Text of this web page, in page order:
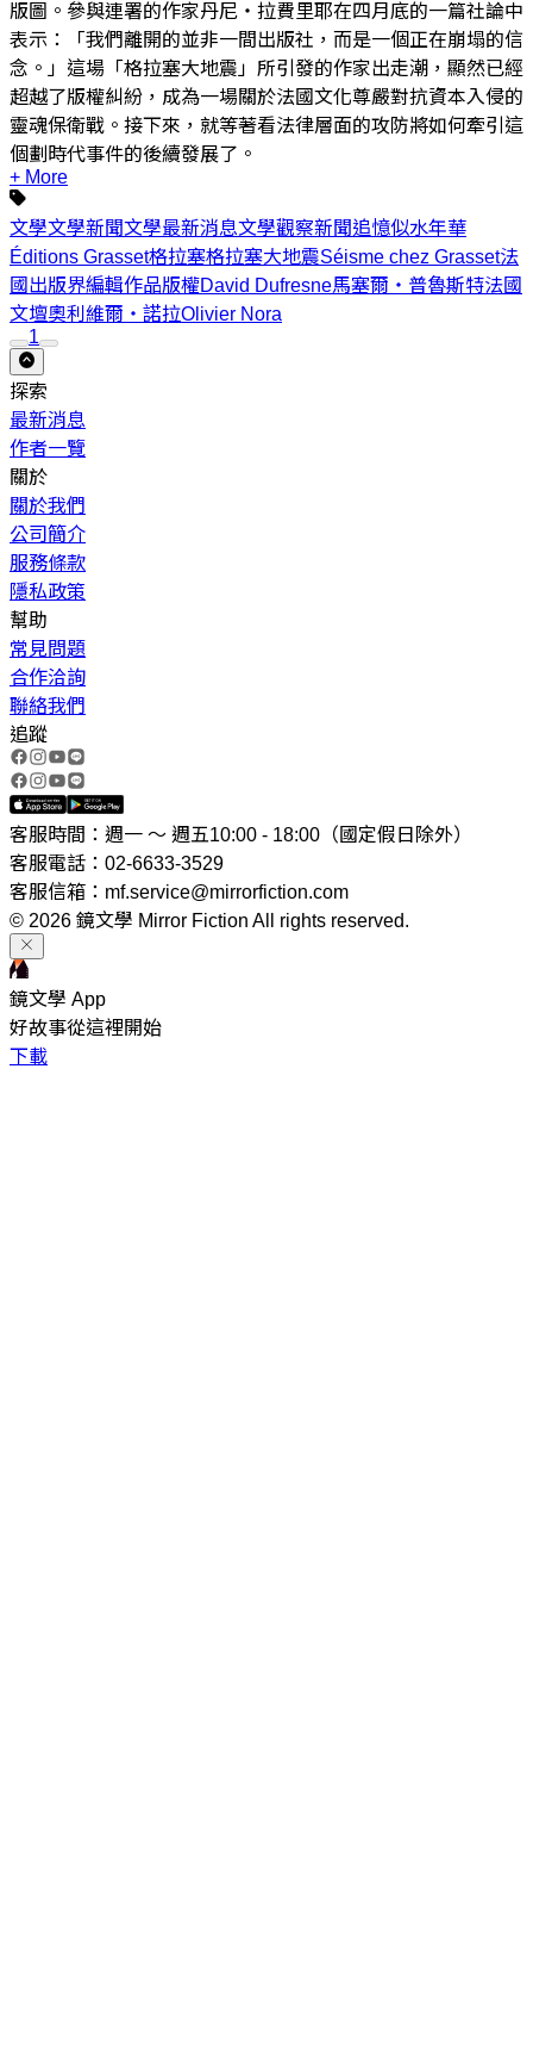
版圖。參與連署的作家丹尼・拉費里耶在四月底的一篇社論中
表示：「我們離開的並非一間出版社，而是一個正在崩塌的信
念。」這場「格拉塞大地震」所引發的作家出走潮，顯然已經
超越了版權糾紛，成為一場關於法國文化尊嚴對抗資本入侵的
靈魂保衛戰。接下來，就等著看法律層面的攻防將如何牽引這
個劃時代事件的後續發展了。
+ More
文學文學新聞文學最新消息文學觀察新聞追憶似水年華
Éditions Grasset格拉塞格拉塞大地震Séisme chez Grasset法
國出版界編輯作品版權David Dufresne馬塞爾・普魯斯特法國
文壇奧利維爾・諾拉Olivier Nora
1
探索
最新消息
作者一覽
關於
關於我們
公司簡介
服務條款
隱私政策
幫助
常見問題
合作洽詢
聯絡我們
追蹤
客服時間：週一 ～ 週五10:00 - 18:00（國定假日除外）
客服電話：02-6633-3529
客服信箱：mf.service@mirrorfiction.com
© 2026 鏡文學 Mirror Fiction All rights reserved.
鏡文學 App
好故事從這裡開始
下載